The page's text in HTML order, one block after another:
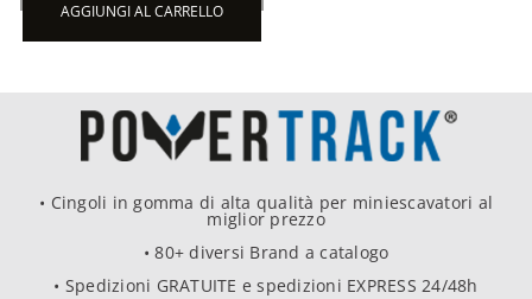
AGGIUNGI AL CARRELLO
• Cingoli in gomma di alta qualità per miniescavatori al
miglior prezzo
• 80+ diversi Brand a catalogo
• Spedizioni GRATUITE e spedizioni EXPRESS 24/48h